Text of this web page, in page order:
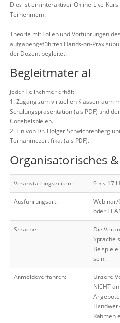
Dies ist ein interaktiver Online-Live-
Teilnehmern.
Theorie mit Folien und Vorführungen
aufgabengeführten Hands-on-
der Dozent begleitet.
Begleitmaterial
Jeder Teilnehmer erhält:
1. Zugang zum virtuellen Klassenraum
Schulungspräsentation (als PDF) und
Codebeispielen.
2. Ein von Dr. Holger Schwichtenberg
Teilnahmezertifikat (als PDF).
Organisatorisches
Veranstaltungszeiten: 9 bis 17
Ausführungsart:
Webinar/
oder
Sprache:
Die
Sprache
Beispiele
sein.
Anmeldeverfahren:
Unsere
NICHT
Rahmen